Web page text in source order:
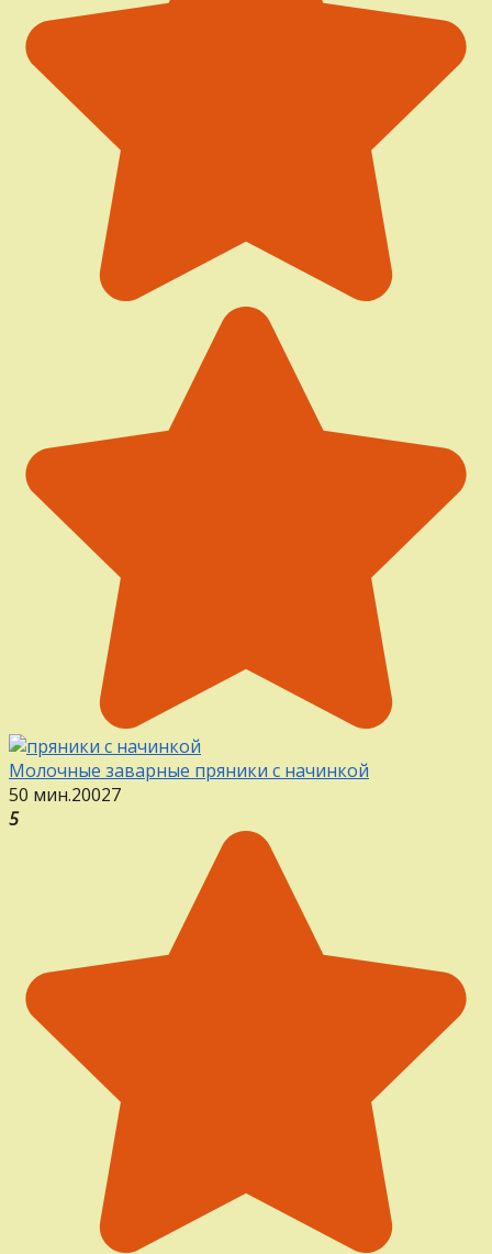
Молочные заварные пряники с начинкой
50 мин.20027
5